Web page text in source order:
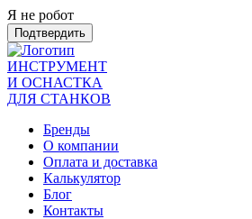
Я не робот
Подтвердить
ИНСТРУМЕНТ
И ОСНАСТКА
ДЛЯ СТАНКОВ
Бренды
О компании
Оплата и доставка
Калькулятор
Блог
Контакты